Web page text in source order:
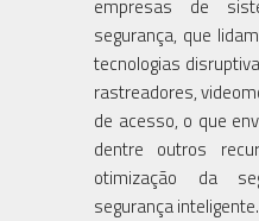
empresas de
segurança, que
tecnologias
rastreadores,
de acesso, o que
dentre outros
otimização da
segurança inteligente.